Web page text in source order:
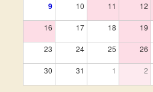
9 10 11 12
16 17 18 19
23 24 25 26
30 31 1 2